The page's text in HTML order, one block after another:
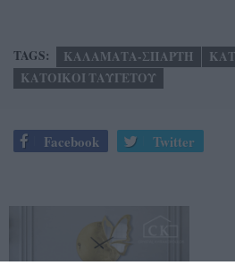
TAGS: ΚΑΛΑΜΑΤΑ-ΣΠΑΡΤΗ
ΚΑΤΟΙΚΟΙ ΤΑΥΓΕΤΟΥ
Facebook Twitter